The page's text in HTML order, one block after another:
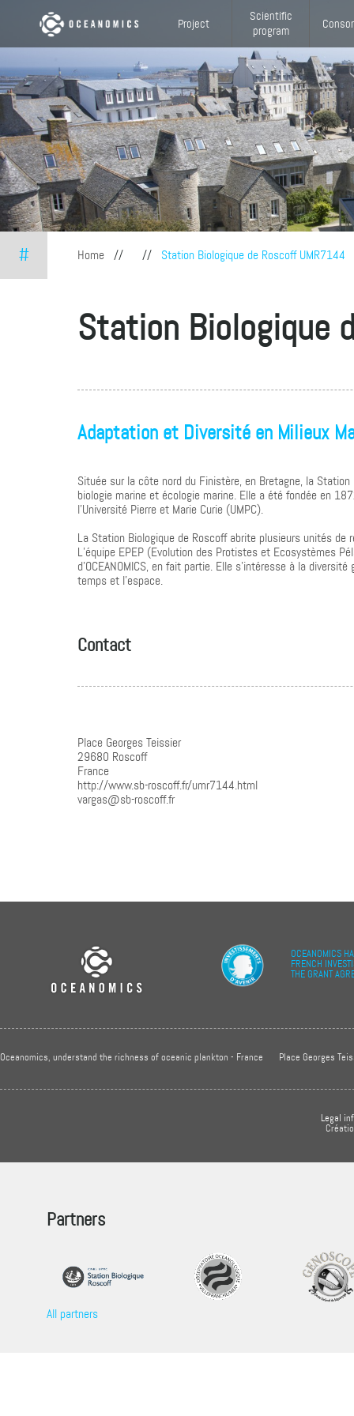
Skip to main content
Project
Scientific
program
# You are here
Home // // Station Biologique de Roscoff UMR7144
Station Biologique
Adaptation et Diversité en Milieux
Située sur la côte nord du Finistère, en Bretagne, la
biologie marine et écologie marine. Elle a été fondée en
l’Université Pierre et Marie Curie (UMPC).
La Station Biologique de Roscoff abrite plusieurs unités de
L’équipe EPEP (Evolution des Protistes et Ecosystèmes
d’OCEANOMICS, en fait partie. Elle s’intéresse à la
temps et l’espace.
Contact
Place Georges Teissier
29680 Roscoff
France
http://www.sb-roscoff.fr/umr7144.html
vargas@sb-roscoff.fr
OCEANOMICS
FRENCH
THE GRANT
Oceanomics, understand the richness of oceanic plankton - France Place Georges
Legal
Partners
All partners